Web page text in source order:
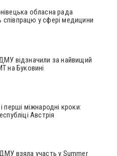
обласна рада
у сфері медицини
відзначили за найвищий
на Буковині
перші міжнародні кроки:
Австрія
взяла участь у Summer